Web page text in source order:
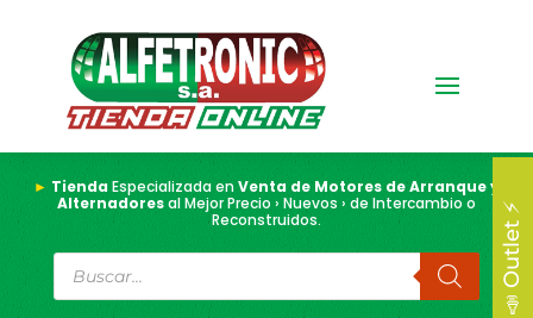
► TiendaEspecializada enVenta de Motores de Arranque y
Alternadoresal Mejor Precio › Nuevos › de Intercambio o
Reconstruidos.
Búsqueda
de
productos
📣 Outlet ⚡